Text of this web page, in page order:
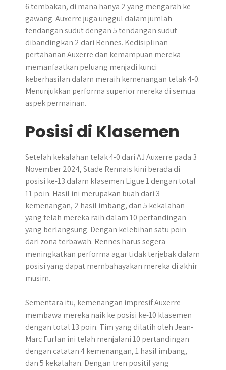
6 tembakan, di mana hanya 2 yang mengarah ke
gawang. Auxerre juga unggul dalam jumlah
tendangan sudut dengan 5 tendangan sudut
dibandingkan 2 dari Rennes. ​Kedisiplinan
pertahanan Auxerre dan kemampuan mereka
memanfaatkan peluang menjadi kunci
keberhasilan dalam meraih kemenangan telak 4-0.
Menunjukkan performa superior mereka di semua
aspek permainan.
Posisi di Klasemen
Setelah kekalahan telak 4-0 dari AJ Auxerre pada 3
November 2024, Stade Rennais kini berada di
posisi ke-13 dalam klasemen Ligue 1 dengan total
11 poin. Hasil ini merupakan buah dari 3
kemenangan, 2 hasil imbang, dan 5 kekalahan
yang telah mereka raih dalam 10 pertandingan
yang berlangsung. ​Dengan kelebihan satu poin
dari zona terbawah. Rennes harus segera
meningkatkan performa agar tidak terjebak dalam
posisi yang dapat membahayakan mereka di akhir
musim.​
Sementara itu, kemenangan impresif Auxerre
membawa mereka naik ke posisi ke-10 klasemen
dengan total 13 poin. Tim yang dilatih oleh Jean-
Marc Furlan ini telah menjalani 10 pertandingan
dengan catatan 4 kemenangan, 1 hasil imbang,
dan 5 kekalahan. Dengan tren positif yang